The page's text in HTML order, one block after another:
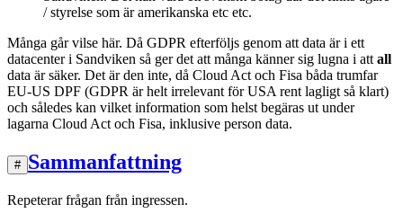
/ styrelse som är amerikanska etc etc.
Många går vilse här. Då GDPR efterföljs genom att data är i ett
datacenter i Sandviken så ger det att många känner sig lugna i att all
data är säker. Det är den inte, då Cloud Act och Fisa båda trumfar
EU-US DPF (GDPR är helt irrelevant för USA rent lagligt så klart)
och således kan vilket information som helst begäras ut under
lagarna Cloud Act och Fisa, inklusive person data.
# Sammanfattning
Repeterar frågan från ingressen.